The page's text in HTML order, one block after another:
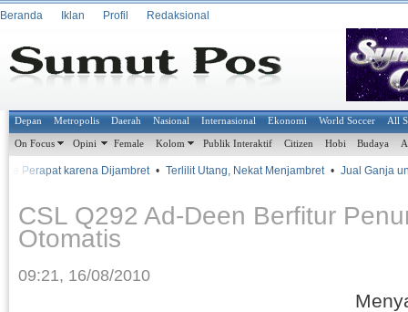
Beranda Iklan Profil Redaksional
Depan Metropolis Daerah Nasional Internasional Ekonomi World Soccer All
On Focus Opini Female Kolom Publik Interaktif Citizen Hobi Budaya
Perapat karena Dijambret • Terlilit Utang, Nekat Menjambret • Jual Ganja
CSL Q292 Ad-Deen Berfitur
Otomatis
09:21, 16/08/2010